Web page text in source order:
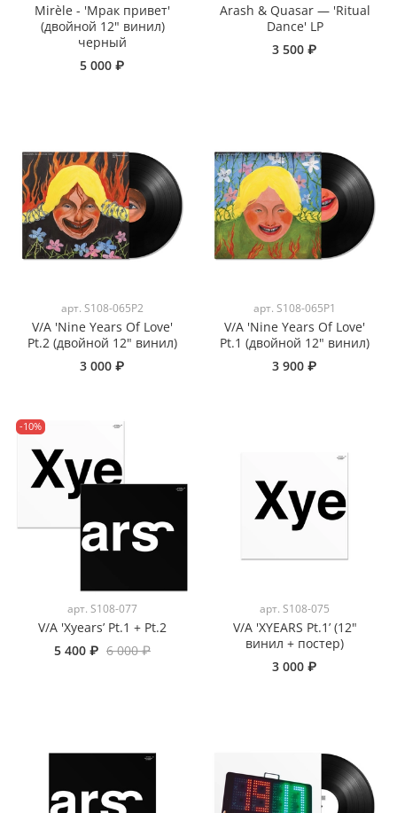
Mirèle - 'Мрак привет'
(двойной 12" винил)
черный
5 000 ₽
Arash & Quasar — 'Ritual
Dance' LP
3 500 ₽
арт. S108-065P2
V/A 'Nine Years Of Love'
Pt.2 (двойной 12" винил)
3 000 ₽
арт. S108-065P1
V/A 'Nine Years Of Love'
Pt.1 (двойной 12" винил)
3 900 ₽
-10%
арт. S108-077
V/A 'Xyears’ Pt.1 + Pt.2
5 400 ₽ 6 000 ₽
арт. S108-075
V/A 'XYEARS Pt.1’ (12"
винил + постер)
3 000 ₽